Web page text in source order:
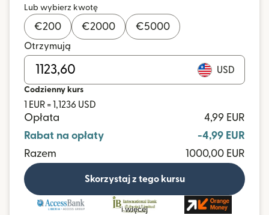
Lub wybierz kwotę
€200 €2000 €5000
Otrzymują
USD
Codzienny kurs
1 EUR = 1,1236 USD
Opłata
4,99 EUR
Rabat na opłaty
-4,99 EUR
Razem
1000,00 EUR
Skorzystaj z tego kursu
i więcej